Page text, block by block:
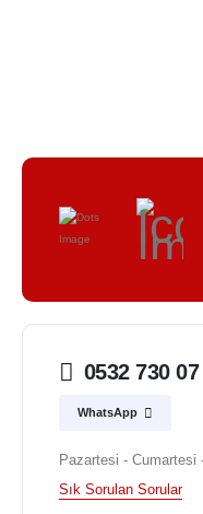
0532 730
WhatsApp
Pazartesi - Cumartesi
Sık Sorulan Sorular